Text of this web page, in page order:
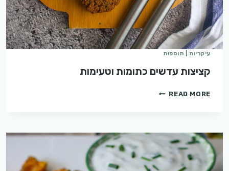
עיקריות| תוספות
קציצות עדשים כתומות וטעימות
READ MOREקציצות